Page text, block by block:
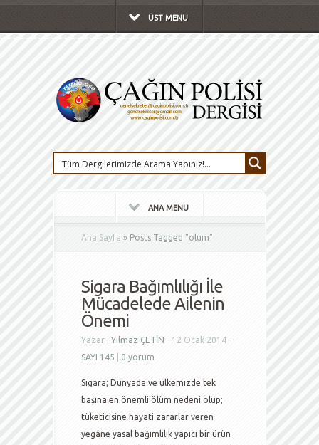
ÜST MENU
ANA MENU
Ana Sayfa » Posts Tagged "ölüm"
Sigara Bağımlılığı İle
Mücadelede Ailenin
Önemi
Yazar : Yılmaz ÇETİN - 12 Ocak 2014 -
SAYI 145
0 yorum
Sigara; Dünyada ve ülkemizde tek
başına en önemli ölüm nedeni olup;
tüketicisine hayati zararlar veren
yegâne yasal bağımlılık yapıcı bir ürün